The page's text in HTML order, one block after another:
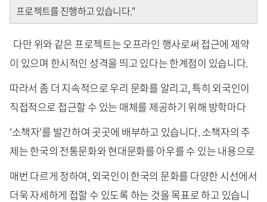
프로젝트를 진행하고 있습니다."
다만 위와 같은 프로젝트는 오프라인 행사로써 접근에 제약
이 있으며 한시적인 성격을 띄고 있다는 한계점이 있습니다.
따라서 좀 더 지속적으로 우리 문화를 알리고, 특히 외국인이
직접적으로 접근할 수 있는 매체를 제공하기 위해 방학마다
'소책자'를 발간하여 곳곳에 배부하고 있습니다. 소책자의 주
제는 한국의 전통문화와 현대문화를 아우를 수 있는 내용으로
매번 다르게 정하여, 외국인이 한국의 문화를 다양한 시선에서
더욱 자세하게 접할 수 있도록 하는 것을 목표로 하고 있습니